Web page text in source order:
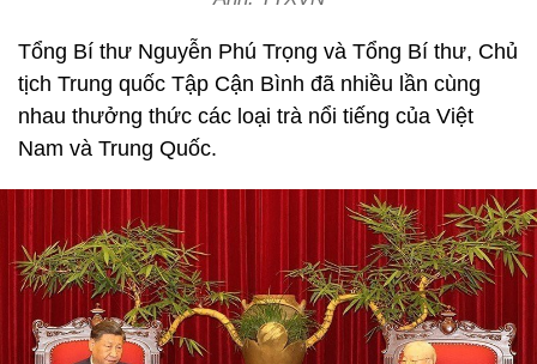
Tổng Bí thư Nguyễn Phú Trọng và Tổng Bí thư, Chủ
tịch Trung quốc Tập Cận Bình đã nhiều lần cùng
nhau thưởng thức các loại trà nổi tiếng của Việt
Nam và Trung Quốc.